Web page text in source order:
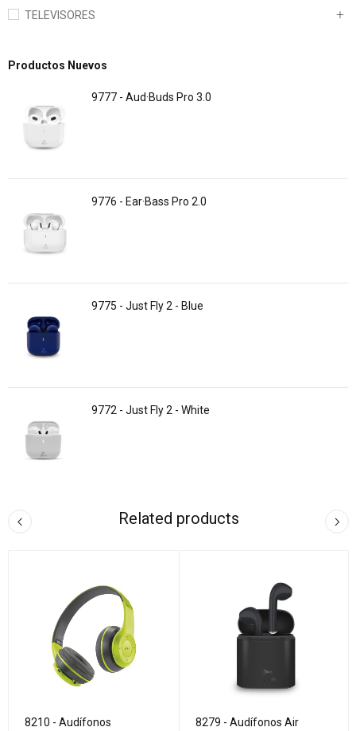
TELEVISORES
Productos Nuevos
9777 - Aud·Buds Pro 3.0
9776 - Ear·Bass Pro 2.0
9775 - Just Fly 2 - Blue
9772 - Just Fly 2 - White
Related products
8210 - Audífonos
8279 - Audífonos Air